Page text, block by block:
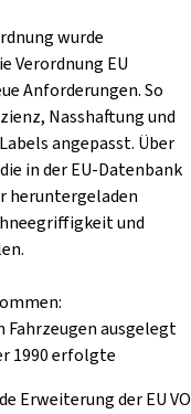
wurde
Verordnung EU
Anforderungen. So
Nasshaftung und
angepasst. Über
in der EU-Datenbank
und
Fahrzeugen ausgelegt
1990 erfolgte
Erweiterung der EU VO